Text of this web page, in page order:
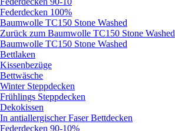
Federdecken 100%
Baumwolle TC150 Stone Washed
Zurück zum Baumwolle TC150 Stone Washed
Baumwolle TC150 Stone Washed
Bettlaken
Kissenbezüge
Bettwäsche
Winter Steppdecken
Frühlings Steppdecken
Dekokissen
In antiallergischer Faser Bettdecken
Federdecken 90-10%